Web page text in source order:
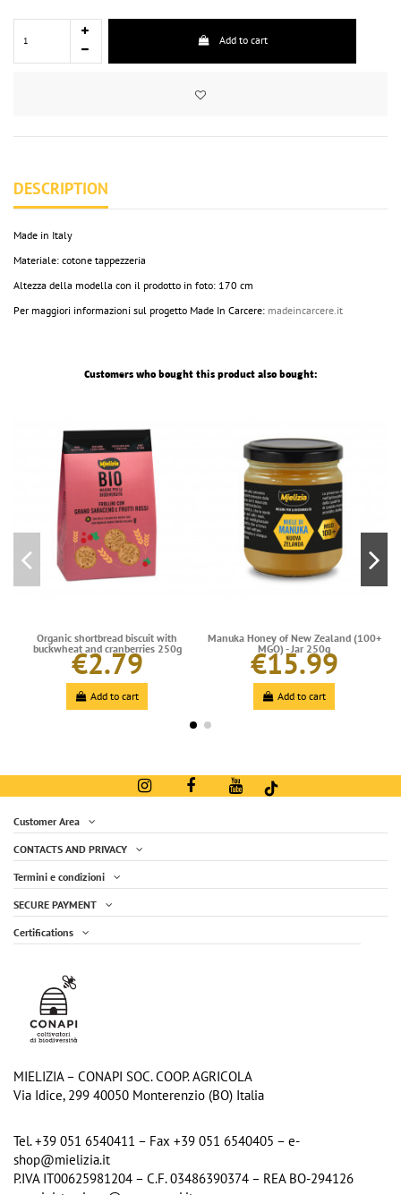
Add to cart
DESCRIPTION
Made in Italy
Materiale: cotone tappezzeria
Altezza della modella con il prodotto in foto: 170 cm
Per maggiori informazioni sul progetto Made In Carcere: madeincarcere.it
Customers who bought this product also bought:
Organic shortbread biscuit with
buckwheat and cranberries 250g
€2.79
Add to cart
Manuka Honey of New Zealand (100+
MGO) - Jar 250g
€15.99
Add to cart
Mielizia with Shower Gel and
Customer Area
CONTACTS AND PRIVACY
Termini e condizioni
SECURE PAYMENT
Certifications
MIELIZIA – CONAPI SOC. COOP. AGRICOLA
Via Idice, 299 40050 Monterenzio (BO) Italia
Tel. +39 051 6540411 – Fax +39 051 6540405 – e-
shop@mielizia.it
P.IVA IT00625981204 – C.F. 03486390374 – REA BO-294126